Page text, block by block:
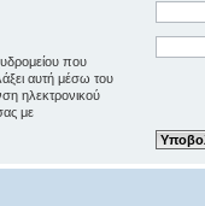
που
αυτή μέσω του
ηλεκτρονικού
με